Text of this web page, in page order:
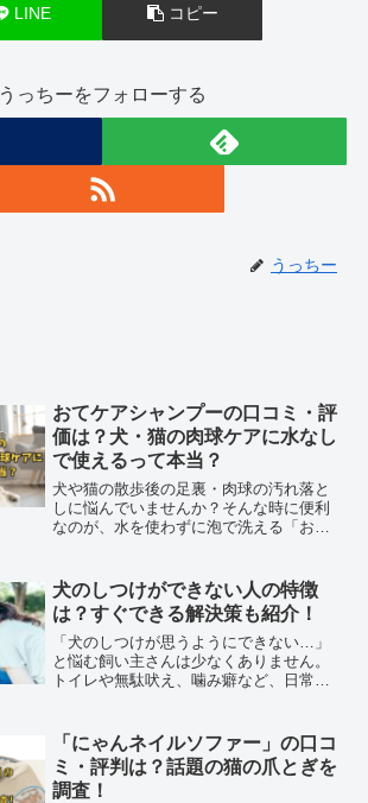
LINE コピー
うっちーをフォローする
うっちー
おてケアシャンプーの口コミ・評
価は？犬・猫の肉球ケアに水なし
で使えるって本当？
犬や猫の散歩後の足裏・肉球の汚れ落と
しに悩んでいませんか？そんな時に便利
なのが、水を使わずに泡で洗える「おて
ガニック成分でやさしくケアできると人
気の商品です。この記事で...
犬のしつけができない人の特徴
は？すぐできる解決策も紹介！
「犬のしつけが思うようにできない…」
と悩む飼い主さんは少なくありません。
トイレや無駄吠え、噛み癖など、日常の
不安になってしまいますよね。しかし実
際には、「しつけができな...
「にゃんネイルソファー」の口コ
ミ・評判は？話題の猫の爪とぎを
調査！